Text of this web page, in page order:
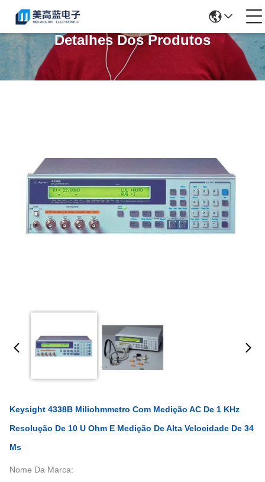
Detalhes Dos Produtos
Keysight 4338B Miliohmmetro Com Medição AC De 1 KHz
Resolução De 10 U Ohm E Medição De Alta Velocidade De 34
Ms
Nome Da Marca: